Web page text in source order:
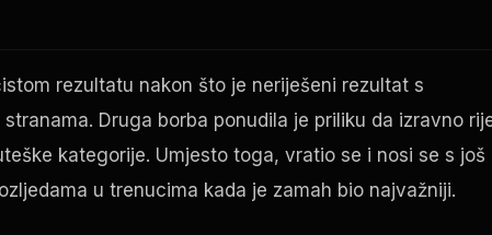
rezultatu nakon što je neriješeni rezultat s
Druga borba ponudila je priliku da izravno
kategorije. Umjesto toga, vratio se i nosi se s još
u trenucima kada je zamah bio najvažniji.